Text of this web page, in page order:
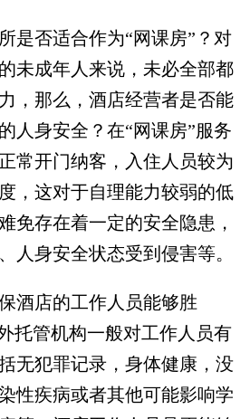
否适合作为“网课房”？对
未成年人来说，未必全部都
，那么，酒店经营者是否能
人身安全？在“网课房”服务
常开门纳客，入住人员较为
，这对于自理能力较弱的低
免存在着一定的安全隐患，
人身安全状态受到侵害等。
店的工作人员能够胜
托管机构一般对工作人员有
无犯罪记录，身体健康，没
性疾病或者其他可能影响学